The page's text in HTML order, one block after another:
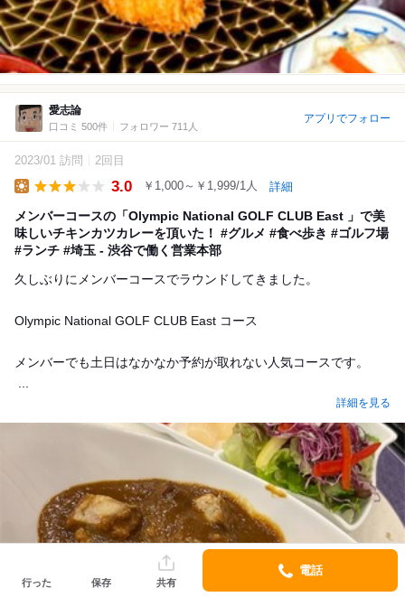
愛志論
口コミ 500件 フォロワー 711人
アプリでフォロー
2023/01 訪問 2回目
3.0 ￥1,000～￥1,999/1人 詳細
メンバーコースの「Olympic National GOLF CLUB East 」で美
味しいチキンカツカレーを頂いた！ #グルメ #食べ歩き #ゴルフ場
#ランチ #埼玉 - 渋谷で働く営業本部
久しぶりにメンバーコースでラウンドしてきました。
Olympic National GOLF CLUB East コース
メンバーでも土日はなかなか予約が取れない人気コースです。
...
詳細を見る
行った 保存 共有
電話